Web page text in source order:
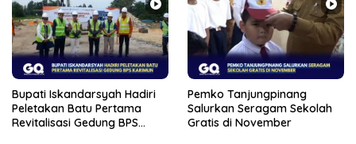
Bupati Iskandarsyah Hadiri
Peletakan Batu Pertama
Revitalisasi Gedung BPS
Pemko Tanjungpinang
Salurkan Seragam Sekolah
Gratis di November